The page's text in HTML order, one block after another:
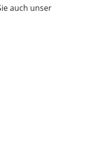
auch unser